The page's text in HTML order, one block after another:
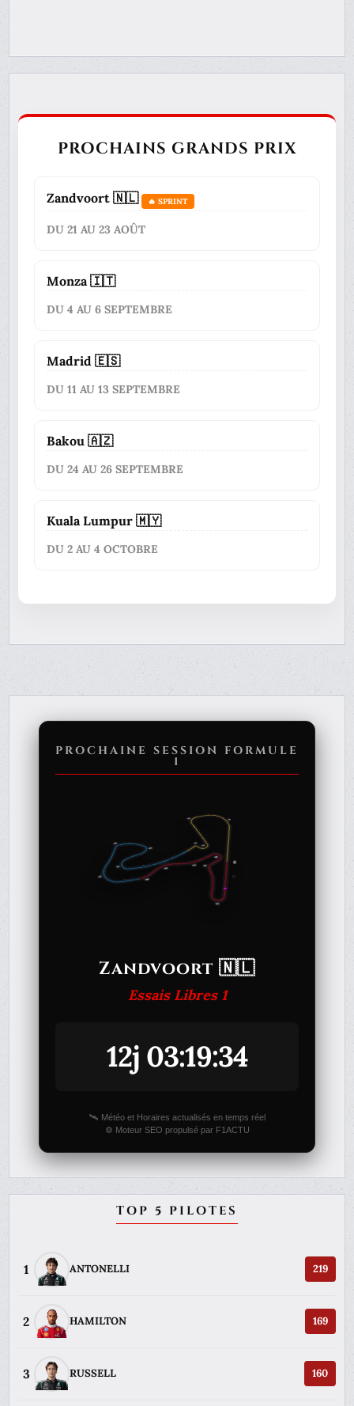
PROCHAINS GRANDS PRIX
Zandvoort 🇳🇱 🔥 SPRINT
DU 21 AU 23 AOÛT
Monza 🇮🇹
DU 4 AU 6 SEPTEMBRE
Madrid 🇪🇸
DU 11 AU 13 SEPTEMBRE
Bakou 🇦🇿
DU 24 AU 26 SEPTEMBRE
Kuala Lumpur 🇲🇾
DU 2 AU 4 OCTOBRE
PROCHAINE SESSION FORMULE
1
Zandvoort 🇳🇱
Essais Libres 1
12j 03:19:34
🛰️ Météo et Horaires actualisés en temps réel
⚙️ Moteur SEO propulsé par F1ACTU
TOP 5 PILOTES
1 ANTONELLI 219
2 HAMILTON 169
3 RUSSELL 160